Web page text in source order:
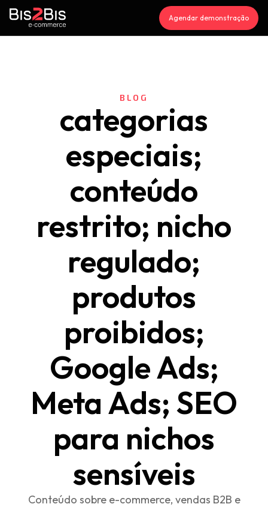
Agendar demonstração
BLOG
categorias
especiais;
conteúdo
restrito; nicho
regulado;
produtos
proibidos;
Google Ads;
Meta Ads; SEO
para nichos
sensíveis
Conteúdo sobre e-commerce, vendas B2B e